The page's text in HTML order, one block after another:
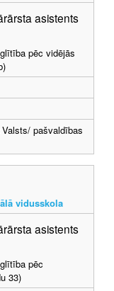
asistents
pēc vidējās
Valsts/ pašvaldības
vidusskola
asistents
pēc
33)